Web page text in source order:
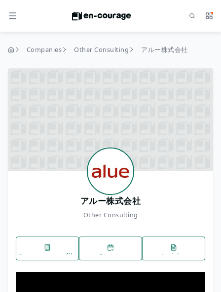
MENU Search
home Companies Other Consulting アルー株式会社
アルー株式会社
Other Consulting
Company profile Events Articles